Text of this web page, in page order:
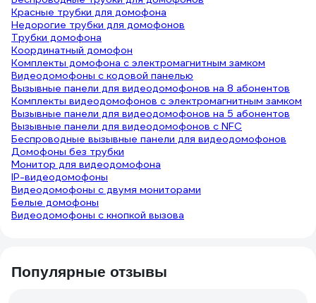
Красные трубки для домофона
Недорогие трубки для домофонов
Трубки домофона
Координатный домофон
Комплекты домофона с электромагнитным замком
Видеодомофоны с кодовой панелью
Вызывные панели для видеодомофонов на 8 абонентов
Комплекты видеодомофонов с электромагнитным замком
Вызывные панели для видеодомофонов на 5 абонентов
Вызывные панели для видеодомофонов с NFC
Беспроводные вызывные панели для видеодомофонов
Домофоны без трубки
Монитор для видеодомофона
IP-видеодомофоны
Видеодомофоны с двумя мониторами
Белые домофоны
Видеодомофоны с кнопкой вызова
Популярные отзывы